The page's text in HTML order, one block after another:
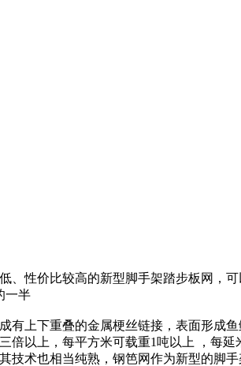
性价比较高的新型脚手架踏步板网，
一半
有上下重叠的金属梗丝链接，表面形成
倍以上，每平方米可载重1吨以上 ，每
技术也相当纯熟，钢笆网作为新型的脚